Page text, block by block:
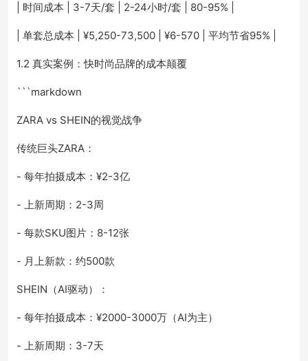
| 时间成本 | 3-7天/套 | 2-24小时/套 | 80-95% |
| 单套总成本 | ¥5,250-73,500 | ¥6-570 | 平均节省95% |
1.2 真实案例：快时尚品牌的成本颠覆
```markdown
ZARA vs SHEIN的视觉战争
传统巨头ZARA：
- 每年拍摄成本：¥2-3亿
- 上新周期：2-3周
- 每款SKU图片：8-12张
- 月上新款：约500款
SHEIN（AI驱动）：
- 每年拍摄成本：¥2000-3000万（AI为主）
- 上新周期：3-7天